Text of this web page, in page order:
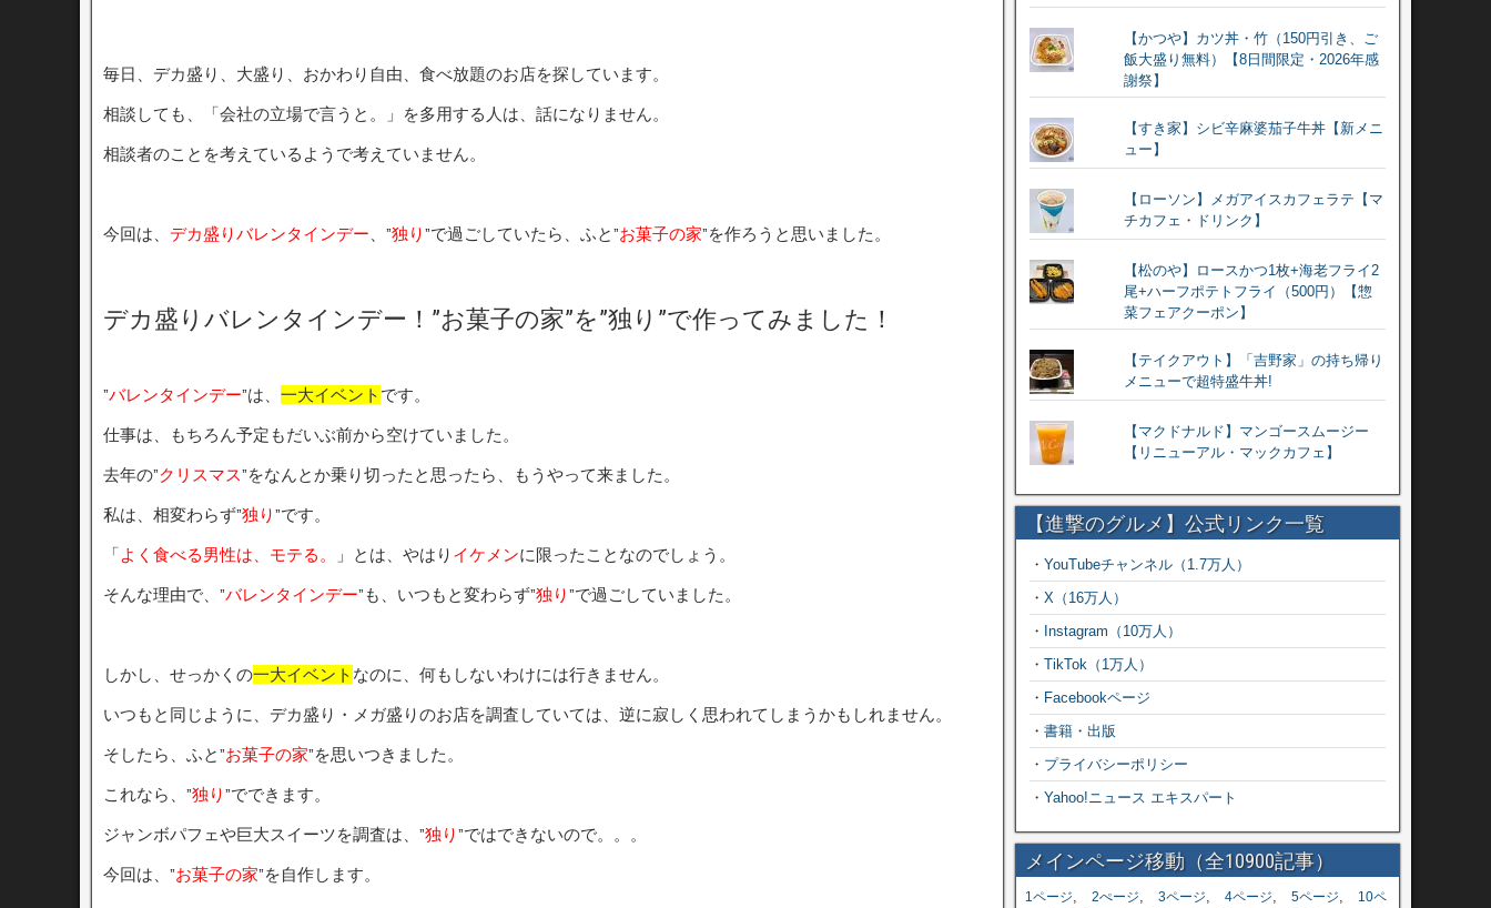
毎日、デカ盛り、大盛り、おかわり自由、食べ放題のお店を探しています。
相談しても、「会社の立場で言うと。」を多用する人は、話になりません。
相談者のことを考えているようで考えていません。
今回は、 デカ盛りバレンタインデー 、”独り”で過ごしていたら、ふと”お菓子の家”を作ろうと思いました。
デカ盛りバレンタインデー！”お菓子の家”を”独り”で作ってみました！
”バレンタインデー”は、 一大イベント です。
仕事は、もちろん予定もだいぶ前から空けていました。
去年の”クリスマス”をなんとか乗り切ったと思ったら、もうやって来ました。
私は、相変わらず”独り”です。
「よく食べる男性は、モテる。 」とは、やはり イケメンに限ったことなのでしょう。
そんな理由で、”バレンタインデー”も、いつもと変わらず”独り”で過ごしていました。
しかし、せっかくの一大イベント なのに、何もしないわけには行きません。
いつもと同じように、デカ盛り・メガ盛りのお店を調査していては、逆に寂しく思われてしまうかもしれません。
そしたら、ふと”お菓子の家”を思いつきました。
これなら、”独り”でできます。
ジャンボパフェや巨大スイーツを調査は、”独り”ではできないので。。。
今回は、”お菓子の家”を自作します。
【かつや】カツ丼・竹（150円引き、ご
飯大盛り無料）【8日間限定・2026年感
謝祭】
【すき家】シビ辛麻婆茄子牛丼【新メニ
ュー】
【ローソン】メガアイスカフェラテ【マ
チカフェ・ドリンク】
【松のや】ロースかつ1枚+海老フライ2
尾+ハーフポテトフライ（500円）【惣
菜フェアクーポン】
【テイクアウト】「吉野家」の持ち帰り
メニューで超特盛牛丼!
【マクドナルド】マンゴースムージー
【リニューアル・マックカフェ】
【進撃のグルメ】公式リンク一覧
・ YouTubeチャンネル（1.7万人）
・ X（16万人）
・ Instagram（10万人）
・ TikTok（1万人）
・ Facebookページ
・ 書籍・出版
・ プライバシーポリシー
・ Yahoo!ニュース エキスパート
メインページ移動（全10900記事）
1ページ, 2ぺージ, 3ページ, 4ページ, 5ページ,
10ペ